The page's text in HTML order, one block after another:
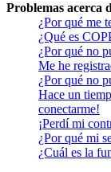
Problemas acerca
¿Por qué me
¿Qué es
¿Por qué no
Me he
¿Por qué no
Hace un
conectarme!
¡Perdí mi
¿Por qué mi
¿Cuál es la